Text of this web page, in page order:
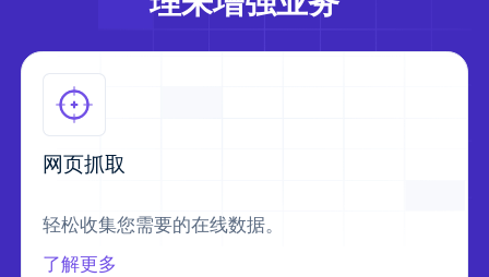
网页抓取
轻松收集您需要的在线数据。
了解更多